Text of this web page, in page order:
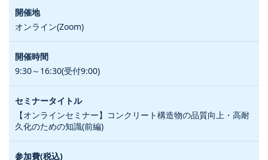
オンライン(Zoom)
9:30～16:30(受付9:00)
【オンラインセミナー】コンクリート構造物の品質向上・高耐
久化のための知識(前編)